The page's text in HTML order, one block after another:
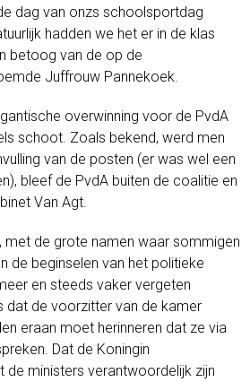
dag van onzs schoolsportdag
hadden we het er in de klas
betoog van de op de
Juffrouw Pannekoek.
overwinning voor de PvdA
schoot. Zoals bekend, werd men
van de posten (er was wel een
bleef de PvdA buiten de coalitie en
Van Agt.
met de grote namen waar sommigen
de beginselen van het politieke
en steeds vaker vergeten
dat de voorzitter van de kamer
eraan moet herinneren dat ze via
Dat de Koningin
de ministers verantwoordelijk zijn